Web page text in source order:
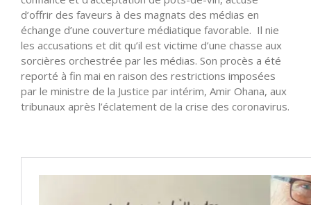
d’offrir des faveurs à des magnats des médias en
échange d’une couverture médiatique favorable. Il nie
les accusations et dit qu’il est victime d’une chasse aux
sorcières orchestrée par les médias. Son procès a été
reporté à fin mai en raison des restrictions imposées
par le ministre de la Justice par intérim, Amir Ohana, aux
tribunaux après l’éclatement de la crise des coronavirus.